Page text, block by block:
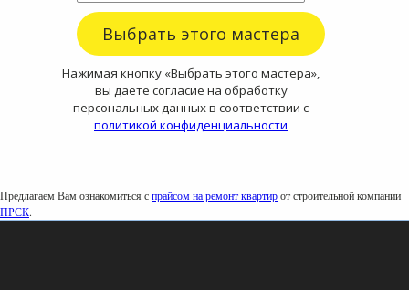
Нажимая кнопку «Выбрать этого мастера»,
вы даете согласие на обработку
персональных данных в соответствии с
политикой конфиденциальности
Предлагаем Вам ознакомиться спрайсом на ремонт квартирот строительной компании
ПРСК.